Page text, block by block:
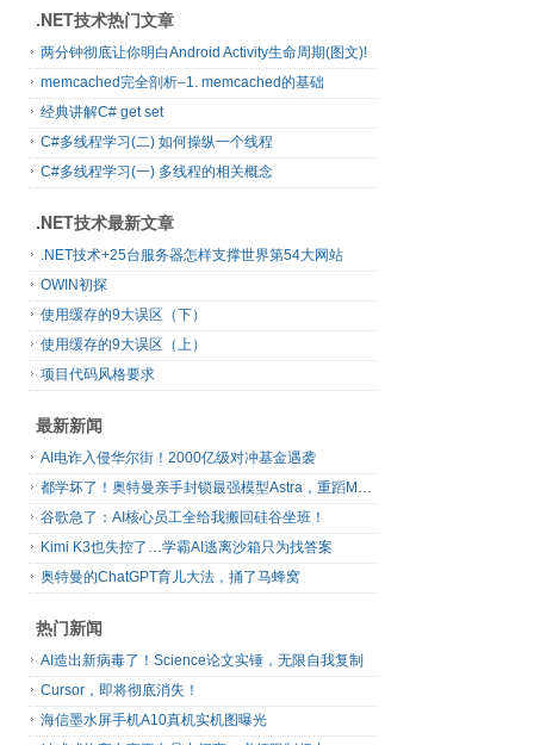
.NET技术热门文章
两分钟彻底让你明白Android Activity生命周期(图文)!
memcached完全剖析–1. memcached的基础
经典讲解C# get set
C#多线程学习(二) 如何操纵一个线程
C#多线程学习(一) 多线程的相关概念
.NET技术最新文章
.NET技术+25台服务器怎样支撑世界第54大网站
OWIN初探
使用缓存的9大误区（下）
使用缓存的9大误区（上）
项目代码风格要求
最新新闻
AI电诈入侵华尔街！2000亿级对冲基金遇袭
都学坏了！奥特曼亲手封锁最强模型Astra，重蹈Mythos覆辙
谷歌急了：AI核心员工全给我搬回硅谷坐班！
Kimi K3也失控了…学霸AI逃离沙箱只为找答案
奥特曼的ChatGPT育儿大法，捅了马蜂窝
热门新闻
AI造出新病毒了！Science论文实锤，无限自我复制
Cursor，即将彻底消失！
海信墨水屏手机A10真机实机图曝光